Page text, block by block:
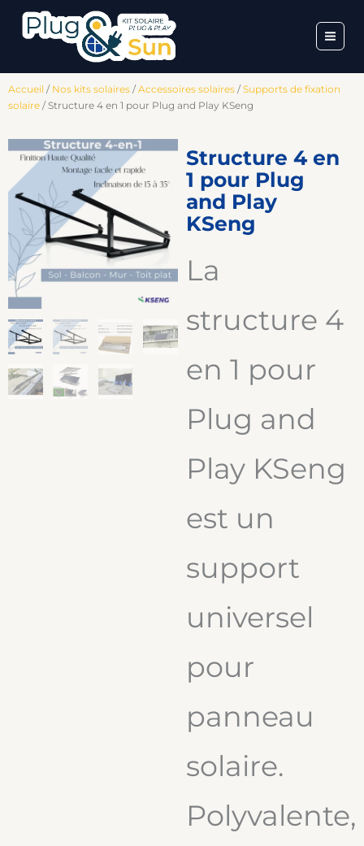
Accueil / Nos kits solaires /Accessoires solaires /Supports de fixation
solaire / Structure 4 en 1 pour Plug and Play KSeng
Structure 4 en
1 pour Plug
and Play
KSeng
La
structure 4
en 1 pour
Plug and
Play KSeng
est un
support
universel
pour
panneau
solaire.
Polyvalente,